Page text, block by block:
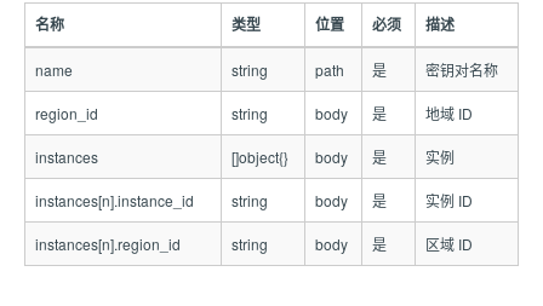
名称 类型 位置 必须 描述
name string path 是 密钥对名称
region_id string body 是 地域 ID
instances []object{} body 是 实例
instances[n].instance_id string body 是 实例 ID
instances[n].region_id string body 是 区域 ID